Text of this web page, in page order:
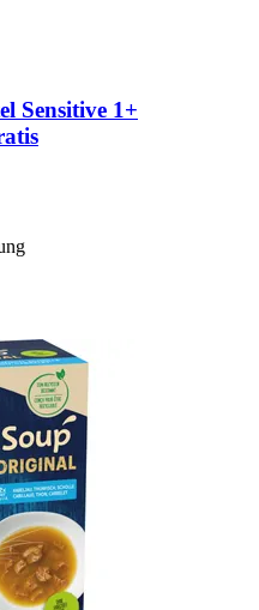
Sensitive 1+